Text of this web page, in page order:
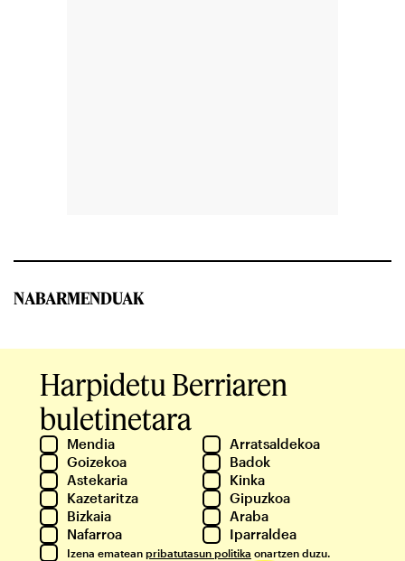
NABARMENDUAK
Harpidetu Berriaren
buletinetara
Mendia
Arratsaldekoa
Goizekoa
Badok
Astekaria
Kinka
Kazetaritza
Gipuzkoa
Bizkaia
Araba
Nafarroa
Iparraldea
Izena ematean pribatutasun politika onartzen duzu.